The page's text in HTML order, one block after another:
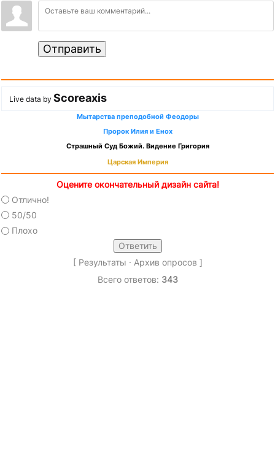
Отправить
Live data by Scoreaxis
Мытарства преподобной Феодоры
Пророк Илия и Енох
Страшный Суд Божий. Видение Григория
Царская Империя
Оцените окончательный дизайн сайта!
Отлично!
50/50
Плохо
[ Результаты · Архив опросов ]
Всего ответов: 343